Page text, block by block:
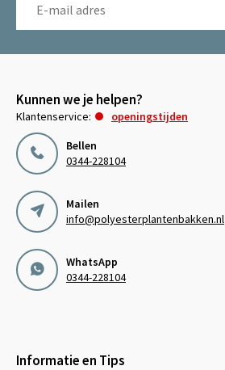
Kunnen we je helpen?
Klantenservice:
openingstijden
Bellen
0344-228104
Mailen
info@polyesterplantenbakken.nl
WhatsApp
0344-228104
Informatie en Tips